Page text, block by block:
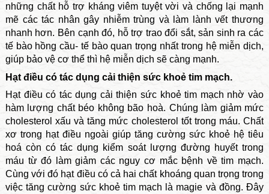
những chất hỗ trợ kháng viêm tuyệt vời và chống lại mạnh
mẽ các tác nhân gây nhiễm trùng và làm lành vết thương
nhanh hơn. Bên cạnh đó, hỗ trợ trao đổi sắt, sản sinh ra các
tế bào hồng cầu- tế bào quan trọng nhất trong hệ miễn dịch,
giúp bảo vệ cơ thể thì hệ miễn dịch sẽ càng mạnh.
Hạt điều có tác dụng cải thiện sức khoẻ tim mạch.
Hạt điều có tác dụng cải thiện sức khoẻ tim mạch nhờ vào
hàm lượng chất béo không bão hoà. Chúng làm giảm mức
cholesterol xấu và tăng mức cholesterol tốt trong máu. Chất
xơ trong hạt điều ngoài giúp tăng cường sức khoẻ hệ tiêu
hoá còn có tác dụng kiểm soát lượng đường huyết trong
máu từ đó làm giảm các nguy cơ mắc bệnh về tim mạch.
Cùng với đó hạt điều có cả hai chất khoáng quan trọng trong
việc tăng cường sức khoẻ tim mạch là magie và đồng. Đây